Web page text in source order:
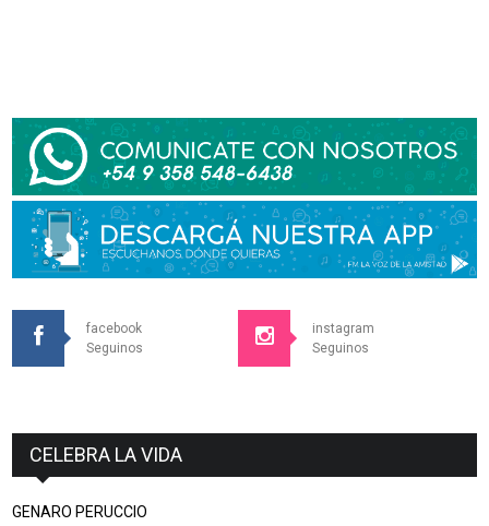
facebook
Seguinos
instagram
Seguinos
CELEBRA LA VIDA
GENARO PERUCCIO